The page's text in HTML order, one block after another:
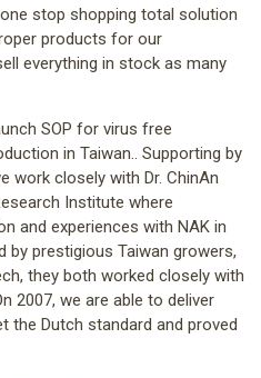
stop shopping total solution
products for our
everything in stock as many
SOP for virus free
in Taiwan.. Supporting by
work closely with Dr. ChinAn
Institute where
and experiences with NAK in
by prestigious Taiwan growers,
they both worked closely with
2007, we are able to deliver
the Dutch standard and proved